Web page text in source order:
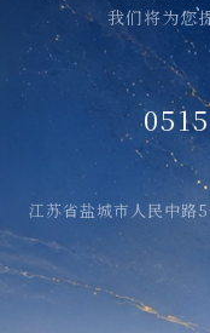
我们将为您
江苏省盐城市人民中路